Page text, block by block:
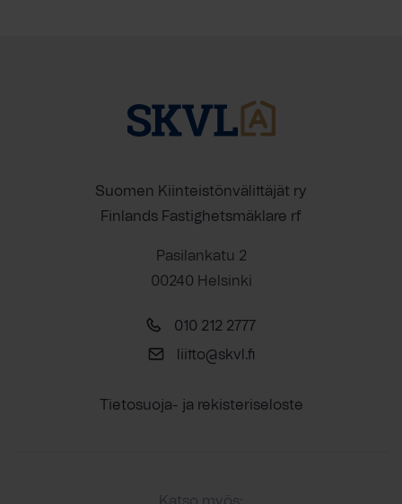
Suomen Kiinteistönvälittäjät ry
Finlands Fastighetsmäklare rf
Pasilankatu 2
00240 Helsinki
010 212 2777
liitto@skvl.fi
Tietosuoja- ja rekisteriseloste